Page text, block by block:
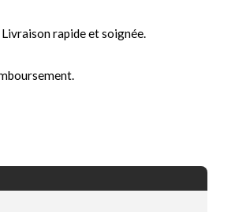
rapide et soignée.